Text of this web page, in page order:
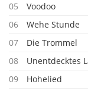
05
Voodoo
06
Wehe Stunde
07
Die Trommel
08
Unentdecktes
09
Hohelied